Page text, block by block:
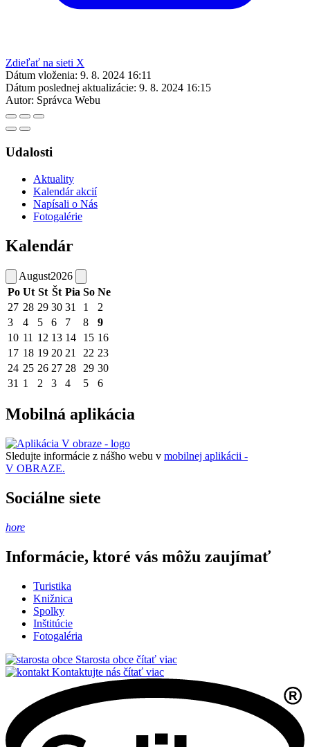
Zdieľať na sieti X
Dátum vloženia: 9. 8. 2024 16:11
Dátum poslednej aktualizácie: 9. 8. 2024 16:15
Autor: Správca Webu
Udalosti
Aktuality
Kalendár akcií
Napísali o Nás
Fotogalérie
Kalendár
August2026
Po Ut St Št Pia So Ne
27 28 29 30 31 1
2
3
4 5 6 7 8
9
10 11 12 13 14 15 16
17 18 19 20 21 22 23
24 25 26 27 28 29 30
31 1 2 3 4 5 6
Mobilná aplikácia
Sledujte informácie z nášho webu v mobilnej aplikácii -
V OBRAZE.
Sociálne siete
hore
Informácie, ktoré vás môžu zaujímať
Turistika
Knižnica
Spolky
Inštitúcie
Fotogaléria
Starosta obce čítať viac
Kontaktujte nás čítať viac